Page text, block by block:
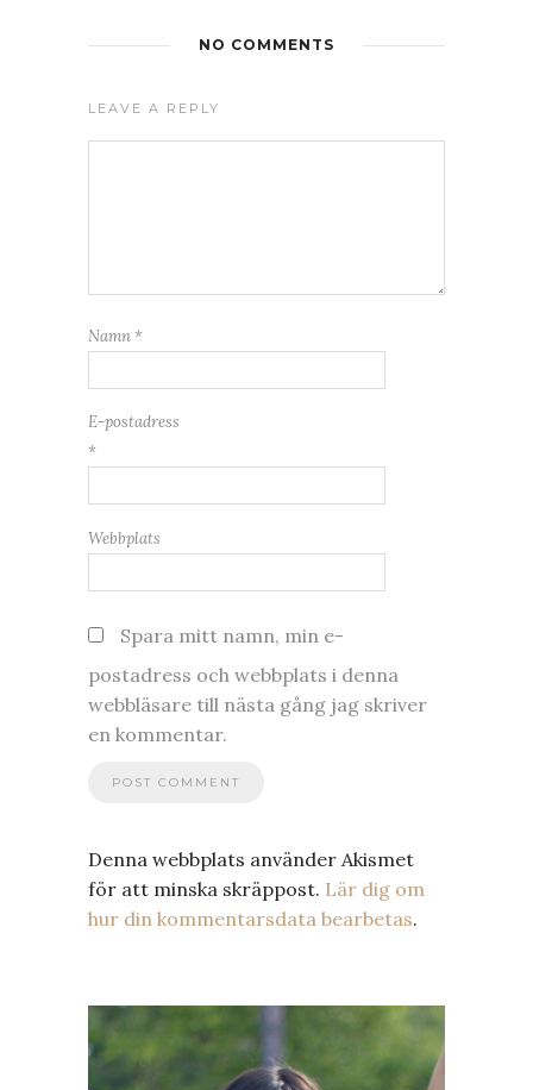
NO COMMENTS
LEAVE A REPLY
Namn *
E-postadress
*
Webbplats
Spara mitt namn, min e-
postadress och webbplats i denna
webbläsare till nästa gång jag skriver
en kommentar.
Denna webbplats använder Akismet
för att minska skräppost. Lär dig om
hur din kommentarsdata bearbetas.